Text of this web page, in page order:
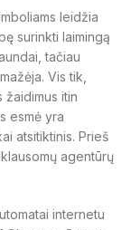
leidžia
surinkti laimingą
tačiau
Vis tik,
itin
esmė yra
atsitiktinis. Prieš
agentūrų
internetu